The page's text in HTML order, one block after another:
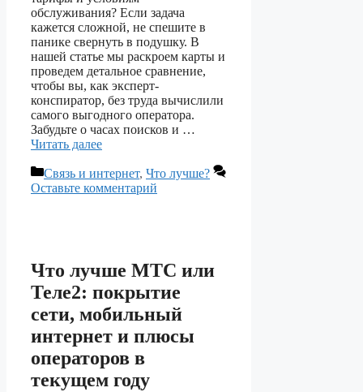
обслуживания? Если задача
кажется сложной, не спешите в
панике свернуть в подушку. В
нашей статье мы раскроем карты и
проведем детальное сравнение,
чтобы вы, как эксперт-
конспиратор, без труда вычислили
самого выгодного оператора.
Забудьте о часах поисков и …
Читать далее
Рубрики
Связь и интернет, Что лучше?
Оставьте комментарий
Что лучше МТС или
Теле2: покрытие
сети, мобильный
интернет и плюсы
операторов в
текущем году